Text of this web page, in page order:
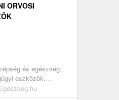
ORVOSI
és egészség,
eszközök,
légtisztító szűrők